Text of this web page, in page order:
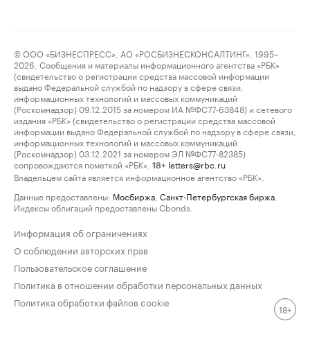
© ООО «БИЗНЕСПРЕСС», АО «РОСБИЗНЕСКОНСАЛТИНГ», 1995–
2026. Сообщения и материалы информационного агентства «РБК»
(свидетельство о регистрации средства массовой информации
выдано Федеральной службой по надзору в сфере связи,
информационных технологий и массовых коммуникаций
(Роскомнадзор) 09.12.2015 за номером ИА №ФС77-63848) и сетевого
издания «РБК» (свидетельство о регистрации средства массовой
информации выдано Федеральной службой по надзору в сфере связи,
информационных технологий и массовых коммуникаций
(Роскомнадзор) 03.12.2021 за номером ЭЛ №ФС77-82385)
сопровождаются пометкой «РБК».
18+ letters@rbc.ru
Владельцем сайта является информационное агентство «РБК».
Данные предоставлены: Мосбиржа Санкт-Петербургская биржа
Индексы облигаций предоставлены Cbonds.
Информация об ограничениях
О соблюдении авторских прав
Пользовательское соглашение
Политика в отношении обработки персональных данных
Политика обработки файлов cookie
18+